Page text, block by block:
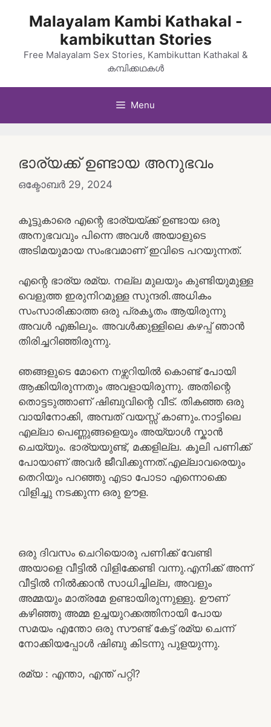
Malayalam Kambi Kathakal -
kambikuttan Stories
Free Malayalam Sex Stories, Kambikuttan Kathakal &
കമ്പിക്കഥകൾ
Menu
ഭാര്യക്ക് ഉണ്ടായ അനുഭവം
ഒക്ടോബർ 29, 2024
കൂട്ടുകാരെ എന്റെ ഭാര്യയ്ക്ക് ഉണ്ടായ ഒരു
അനുഭവവും പിന്നെ അവൾ അയാളുടെ
അടിമയുമായ സംഭവമാണ് ഇവിടെ പറയുന്നത്.
എന്റെ ഭാര്യ രമ്യ. നല്ല മുലയും കുണ്ടിയുമുള്ള
വെളുത്ത ഇരുനിറമുള്ള സുന്ദരി.അധികം
സംസാരിക്കാത്ത ഒരു പ്രകൃതം ആയിരുന്നു
അവൾ എങ്കിലും. അവൾക്കുള്ളിലെ കഴപ്പ് ഞാൻ
തിരിച്ചറിഞ്ഞിരുന്നു.
ഞങ്ങളുടെ മോനെ നഴ്സറിയിൽ കൊണ്ട് പോയി
ആക്കിയിരുന്നതും അവളായിരുന്നു. അതിന്റെ
തൊട്ടടുത്താണ് ഷിബുവിന്റെ വീട്. തികഞ്ഞ ഒരു
വായിനോക്കി, അമ്പത് വയസ്സ് കാണും.നാട്ടിലെ
എല്ലാ പെണ്ണുങ്ങളെയും അയ്യാൾ സ്കാൻ
ചെയ്യും. ഭാര്യയുണ്ട്, മക്കളില്ല. കൂലി പണിക്ക്
പോയാണ് അവർ ജീവിക്കുന്നത്.എല്ലാവരെയും
തെറിയും പറഞ്ഞു എടാ പോടാ എന്നൊക്കെ
വിളിച്ചു നടക്കുന്ന ഒരു ഊള.
ഒരു ദിവസം ചെറിയൊരു പണിക്ക് വേണ്ടി
അയാളെ വീട്ടിൽ വിളിക്കേണ്ടി വന്നു.എനിക്ക് അന്ന്
വീട്ടിൽ നിൽക്കാൻ സാധിച്ചില്ല, അവളും
അമ്മയും മാത്രമേ ഉണ്ടായിരുന്നുള്ളു. ഊണ്
കഴിഞ്ഞു അമ്മ ഉച്ചയുറക്കത്തിനായി പോയ
സമയം എന്തോ ഒരു സൗണ്ട് കേട്ട് രമ്യ ചെന്ന്
നോക്കിയപ്പോൾ ഷിബു കിടന്നു പുളയുന്നു.
രമ്യ : എന്താ, എന്ത് പറ്റി?